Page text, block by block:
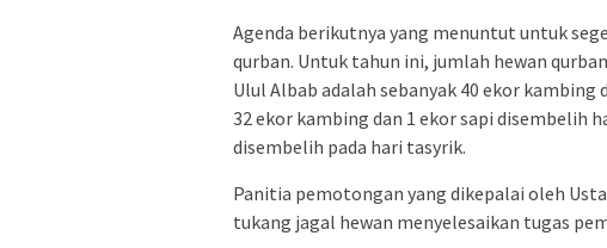
Agenda berikutnya yang menuntut untuk
qurban. Untuk tahun ini, jumlah hewan
Ulul Albab adalah sebanyak 40 ekor
32 ekor kambing dan 1 ekor sapi disembelih
disembelih pada hari tasyrik.
Panitia pemotongan yang dikepalai oleh
tukang jagal hewan menyelesaikan tugas